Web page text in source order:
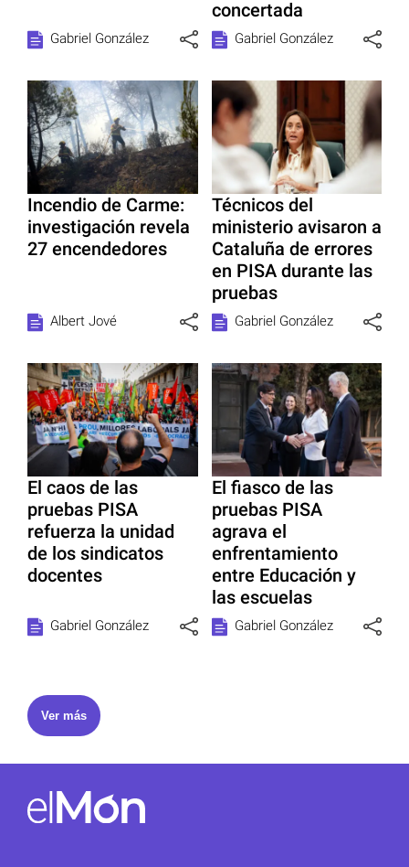
Gabriel González
concertada
Gabriel González
Incendio de Carme:
investigación revela
27 encendedores
Albert Jové
Técnicos del
ministerio avisaron a
Cataluña de errores
en PISA durante las
pruebas
Gabriel González
El caos de las
pruebas PISA
refuerza la unidad
de los sindicatos
docentes
Gabriel González
El fiasco de las
pruebas PISA
agrava el
enfrentamiento
entre Educación y
las escuelas
Gabriel González
Ver más